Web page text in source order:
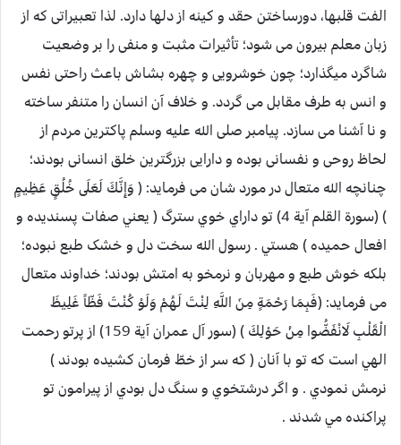
الفت قلبها، دورساختن حقد و کینه از دلها دارد. لذا تعبیراتی که از
زبان معلم بیرون می شود؛ تأثیرات مثبت و منفی را بر وضعیت
شاگرد میگذارد؛ چون خوشرویی و چهره بشاش باعث راحتی نفس
و انس به طرف مقابل می گردد. و خلاف آن انسان را متنفر ساخته
و نا آشنا می سازد. پیامبر صلی الله علیه وسلم پاکترین مردم از
لحاظ روحی و نفسانی بوده و دارایی بزرگترین خلق انسانی بودند؛
چنانچه الله متعال در مورد شان می فرماید: ( وَإِنَّكَ لَعَلَى خُلُقٍ عَظِيمٍ
) (سورة القلم آية 4) تو داراي خوي سترگ ( يعني صفات پسنديده و
افعال حميده ) هستي . رسول الله سخت دل و خشک طبع نبوده؛
بلکه خوش طبع و مهربان و نرمخو به امتش بودند؛ خداوند متعال
می فرماید: (فَبِمَا رَحْمَةٍ مِنَ اللَّهِ لِنْتَ لَهُمْ وَلَوْ كُنْتَ فَظّاً غَلِيظَ
الْقَلْبِ لَانْفَضُّوا مِنْ حَوْلِكَ ) (سور آل عمران آية 159) از پرتو رحمت
الهي است كه تو با آنان ( كه سر از خطّ فرمان كشيده بودند )
نرمش نمودي . و اگر درشتخوي و سنگ دل بودي از پيرامون تو
پراكنده مي شدند .